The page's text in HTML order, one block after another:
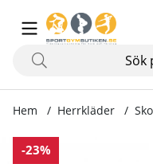
Hem Herrkläder
-23%
Produktbilder Troy High